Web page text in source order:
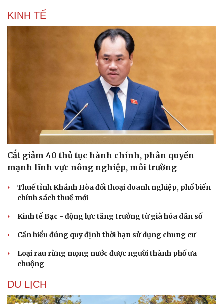
KINH TẾ
Cắt giảm 40 thủ tục hành chính, phân quyền
mạnh lĩnh vực nông nghiệp, môi trường
Thuế tỉnh Khánh Hòa đối thoại doanh nghiệp, phổ biến
chính sách thuế mới
Kinh tế Bạc - động lực tăng trưởng từ già hóa dân số
Cần hiểu đúng quy định thời hạn sử dụng chung cư
Loại rau rừng mọng nước được người thành phố ưa
chuộng
DU LỊCH